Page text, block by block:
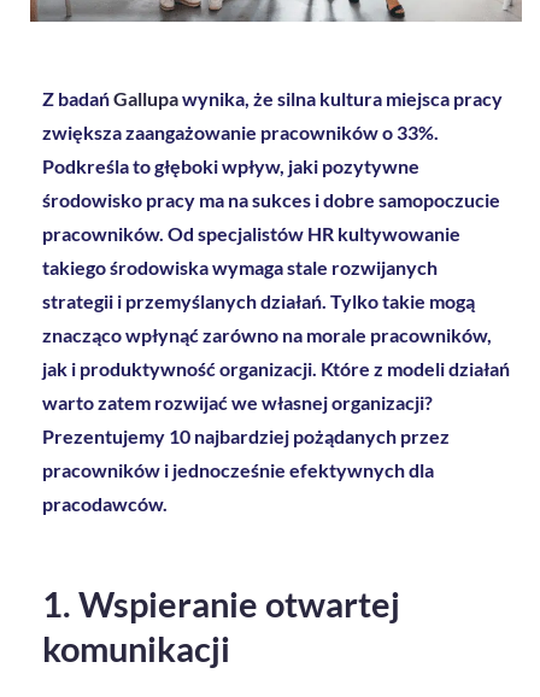
Z badańGallupawynika, że silna kultura miejsca pracy
zwiększa zaangażowanie pracowników o 33%.
Podkreśla to głęboki wpływ, jaki pozytywne
środowisko pracy ma na sukces i dobre samopoczucie
pracowników. Od specjalistów HR kultywowanie
takiego środowiska wymaga stale rozwijanych
strategii i przemyślanych działań. Tylko takie mogą
znacząco wpłynąć zarówno na morale pracowników,
jak i produktywność organizacji. Które z modeli działań
warto zatem rozwijać we własnej organizacji?
Prezentujemy 10 najbardziej pożądanych przez
pracowników i jednocześnie efektywnych dla
pracodawców.
1. Wspieranie otwartej
komunikacji